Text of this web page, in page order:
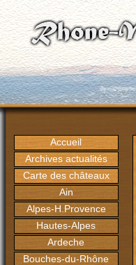
Accueil
Archives actualités
Carte des châteaux
Ain
Alpes-H.Provence
Hautes-Alpes
Ardeche
Bouches-du-Rhône